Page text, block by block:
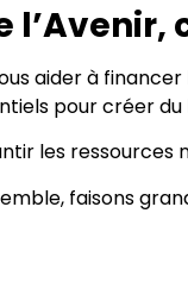
l’Avenir,
aider à
pour créer du
les
faisons